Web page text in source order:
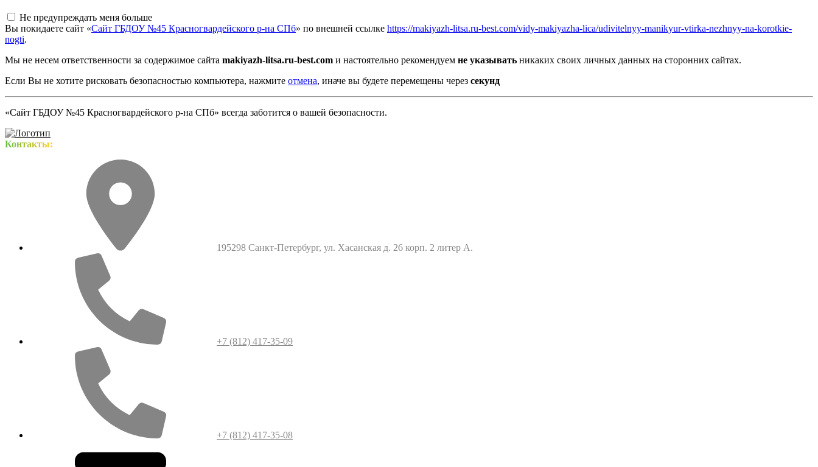
Не предупреждать меня больше
Вы покидаете сайт «Сайт ГБДОУ №45 Красногвардейского р-на СПб» по внешней ссылке https://makiyazh-litsa.ru-best.com/vidy-makiyazha-lica/udivitelnyy-manikyur-vtirka-nezhnyy-na-korotkie-
nogti.
Мы не несем ответственности за содержимое сайта makiyazh-litsa.ru-best.com и настоятельно рекомендуем не указывать никаких своих личных данных на сторонних сайтах.
Если Вы не хотите рисковать безопасностью компьютера, нажмите отмена, иначе вы будете перемещены через секунд
«Сайт ГБДОУ №45 Красногвардейского р-на СПб» всегда заботится о вашей безопасности.
Контакты:
195298 Санкт-Петербург, ул. Хасанская д. 26 корп. 2 литер А.
+7 (812) 417-35-09
+7 (812) 417-35-08